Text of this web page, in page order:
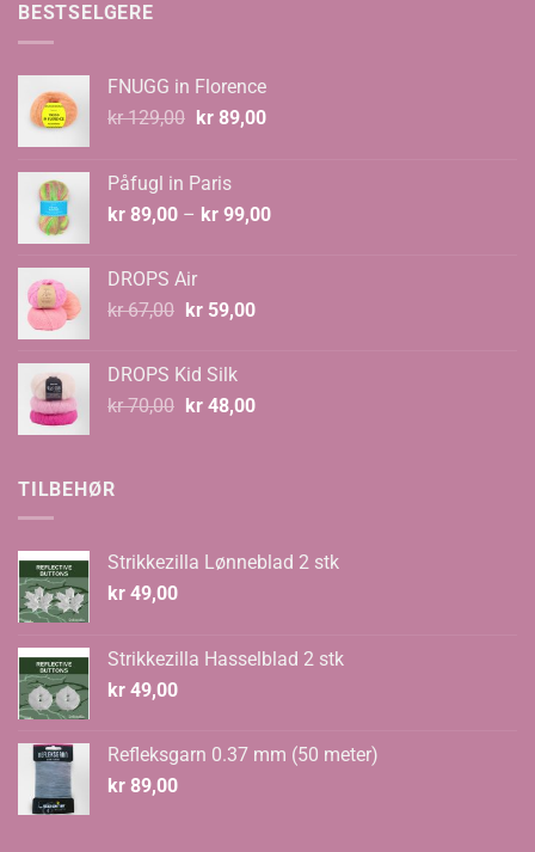
BESTSELGERE
FNUGG in Florence
kr129,00 Opprinnelig
kr 129,00.
kr89,00Nåværende
Påfugl in Paris
kr 89,00 – kr 99,00Prisområde:
DROPS Air
kr67,00 Opprinnelig
kr 67,00.
kr59,00Nåværende
DROPS Kid Silk
kr70,00 Opprinnelig
kr48,00Nåværende
TILBEHØR
Strikkezilla Lønneblad 2 stk
kr 49,00
Strikkezilla Hasselblad 2 stk
kr 49,00
Refleksgarn 0.37 mm (50 meter)
kr 89,00